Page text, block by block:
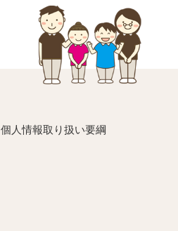
個人情報取り扱い要綱